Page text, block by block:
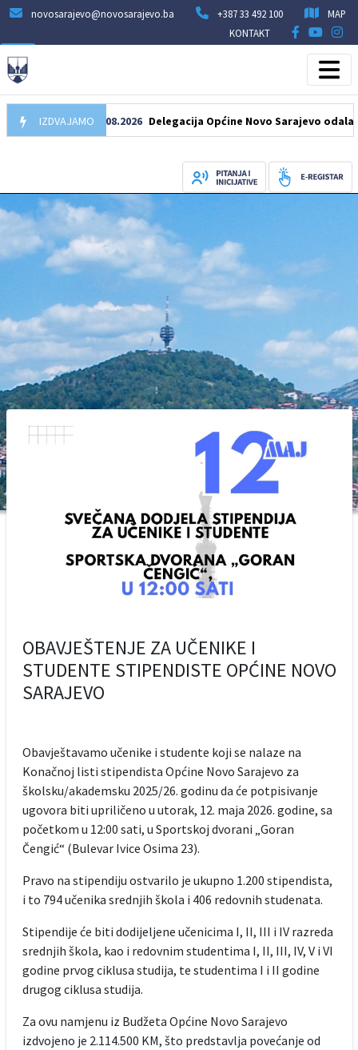
novosarajevo@novosarajevo.ba +387 33 492 100
MAP
KONTAKT
IZDVAJAMO
07.08.2026 Delegacija Općine Novo Sarajevo odala
OBAVJEŠTENJE ZA UČENIKE I
STUDENTE STIPENDISTE OPĆINE NOVO
SARAJEVO
Obavještavamo učenike i studente koji se nalaze na
Konačnoj listi stipendista Općine Novo Sarajevo za
školsku/akademsku 2025/26. godinu da će potpisivanje
ugovora biti upriličeno u utorak, 12. maja 2026. godine, sa
početkom u 12:00 sati, u Sportskoj dvorani „Goran
Čengić“ (Bulevar Ivice Osima 23).
Pravo na stipendiju ostvarilo je ukupno 1.200 stipendista,
i to 794 učenika srednjih škola i 406 redovnih studenata.
Stipendije će biti dodijeljene učenicima I, II, III i IV razreda
srednjih škola, kao i redovnim studentima I, II, III, IV, V i VI
godine prvog ciklusa studija, te studentima I i II godine
drugog ciklusa studija.
Za ovu namjenu iz Budžeta Općine Novo Sarajevo
izdvojeno je 2.114.500 KM, što predstavlja povećanje od